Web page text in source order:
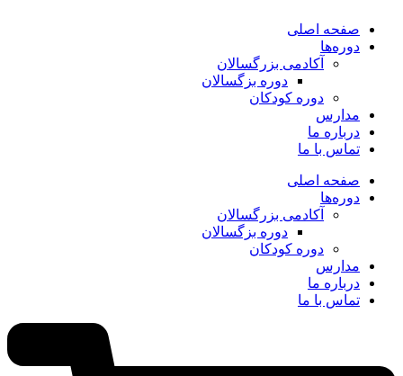
صفحه اصلی
دوره‌ها
آکادمی بزرگسالان
دوره بزگسالان
دوره کودکان
مدارس
درباره ما
تماس با ما
صفحه اصلی
دوره‌ها
آکادمی بزرگسالان
دوره بزگسالان
دوره کودکان
مدارس
درباره ما
تماس با ما